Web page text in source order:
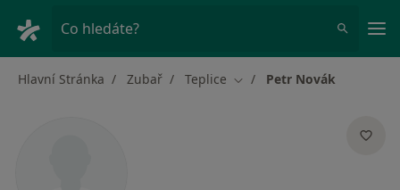
Co hledáte?
Hlavní Stránka Zubař Teplice Změna města
Petr Novák